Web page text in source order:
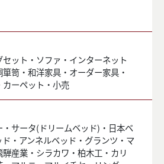
ット・ソファ・インターネット
笥・和洋家具・オーダー家具・
ーペット・小売
サータ(ドリームベッド)・日本ベ
・アンネルベッド・グランツ・マ
産業・シラカワ・柏木工・カリ